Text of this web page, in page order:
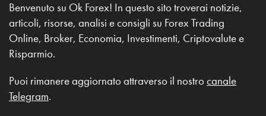
Benvenuto su Ok Forex! In questo sito troverai notizie,
articoli, risorse, analisi e consigli su Forex Trading
Online, Broker, Economia, Investimenti, Criptovalute e
Risparmio.
Puoi rimanere aggiornato attraverso il nostro canale
Telegram.